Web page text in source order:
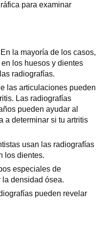
para examinar
En la mayoría de los casos,
los huesos y dientes
radiografías.
las articulaciones pueden
Las radiografías
pueden ayudar al
a determinar si tu artritis
usan las radiografías
los dientes.
especiales de
densidad ósea.
pueden revelar